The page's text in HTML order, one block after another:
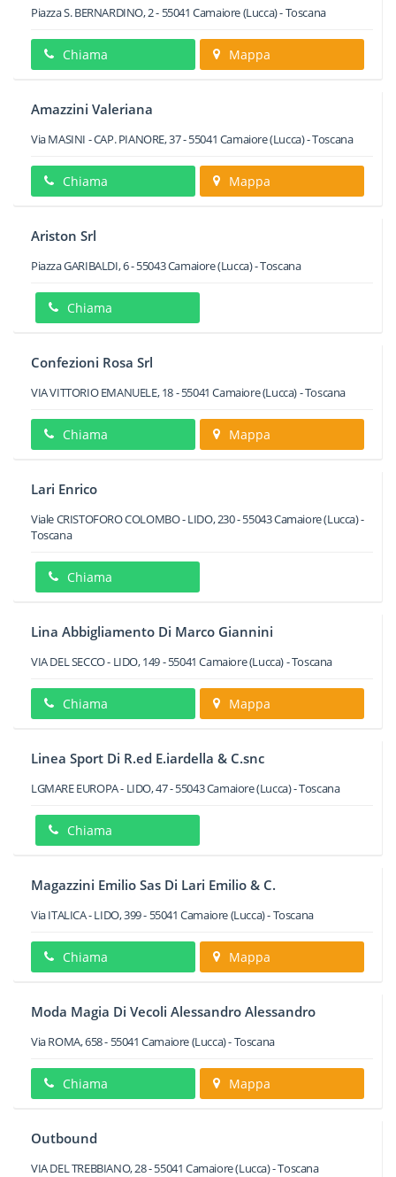
Piazza S. BERNARDINO, 2- 55041 Camaiore(Lucca) -Toscana
Chiama Mappa
Amazzini Valeriana
Via MASINI - CAP. PIANORE, 37-55041 Camaiore(Lucca) -Toscana
Chiama Mappa
Ariston Srl
Piazza GARIBALDI, 6-55043Camaiore(Lucca) -Toscana
Chiama
Confezioni Rosa Srl
VIA VITTORIO EMANUELE, 18-55041 Camaiore(Lucca) -Toscana
Chiama Mappa
Lari Enrico
Viale CRISTOFORO COLOMBO - LIDO, 230-55043Camaiore(Lucca) -
Toscana
Chiama
Lina Abbigliamento Di Marco Giannini
VIA DEL SECCO - LIDO, 149-55041 Camaiore(Lucca) -Toscana
Chiama Mappa
Linea Sport Di R.ed E.iardella & C.snc
LGMARE EUROPA - LIDO, 47-55043Camaiore(Lucca) -Toscana
Chiama
Magazzini Emilio Sas Di Lari Emilio & C.
Via ITALICA - LIDO, 399- 55041 Camaiore(Lucca) -Toscana
Chiama Mappa
Moda Magia Di Vecoli Alessandro Alessandro
Via ROMA, 658- 55041 Camaiore(Lucca) -Toscana
Chiama Mappa
Outbound
VIA DEL TREBBIANO, 28-55041 Camaiore(Lucca) -Toscana